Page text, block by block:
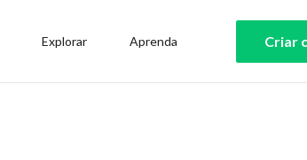
Explorar Aprenda Criar